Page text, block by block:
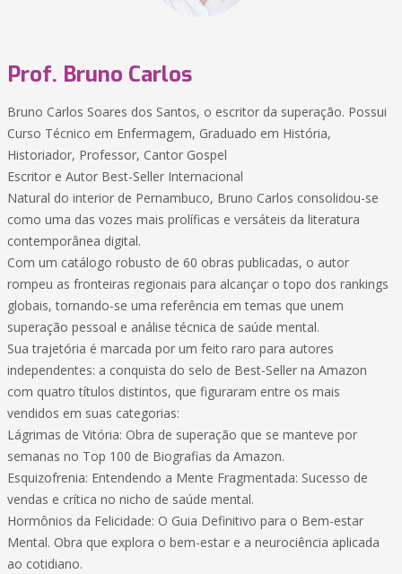
Prof. Bruno Carlos
Bruno Carlos Soares dos Santos, o escritor da superação. Possui
Curso Técnico em Enfermagem, Graduado em História,
Historiador, Professor, Cantor Gospel
Escritor e Autor Best-Seller Internacional
​Natural do interior de Pernambuco, Bruno Carlos consolidou-se
como uma das vozes mais prolíficas e versáteis da literatura
contemporânea digital.
Com um catálogo robusto de 60 obras publicadas, o autor
rompeu as fronteiras regionais para alcançar o topo dos rankings
globais, tornando-se uma referência em temas que unem
superação pessoal e análise técnica de saúde mental.
​Sua trajetória é marcada por um feito raro para autores
independentes: a conquista do selo de Best-Seller na Amazon
com quatro títulos distintos, que figuraram entre os mais
vendidos em suas categorias:
​Lágrimas de Vitória: Obra de superação que se manteve por
semanas no Top 100 de Biografias da Amazon.
​Esquizofrenia: Entendendo a Mente Fragmentada: Sucesso de
vendas e crítica no nicho de saúde mental.
​Hormônios da Felicidade: O Guia Definitivo para o Bem-estar
Mental. Obra que explora o bem-estar e a neurociência aplicada
ao cotidiano.